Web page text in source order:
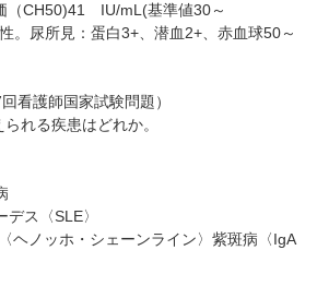
（CH50)41 IU/mL(基準値30～
。尿所見：蛋白3+、潜血2+、赤血球50～
看護師国家試験問題）
れる疾患はどれか。
ス〈SLE〉
ノッホ・シェーンライン〉紫斑病〈IgA